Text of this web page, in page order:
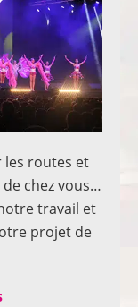
les routes et
chez vous…
travail et
projet de